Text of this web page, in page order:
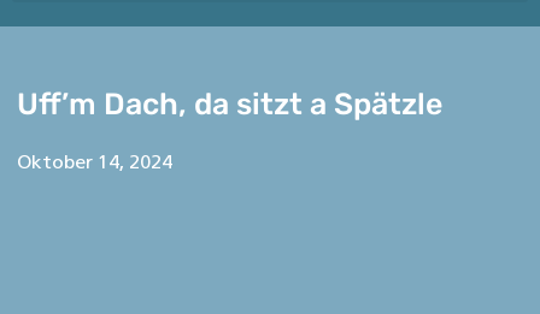
Uff’m Dach, da sitzt a Spätzle
Oktober 14, 2024